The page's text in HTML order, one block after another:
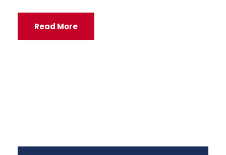
Read More